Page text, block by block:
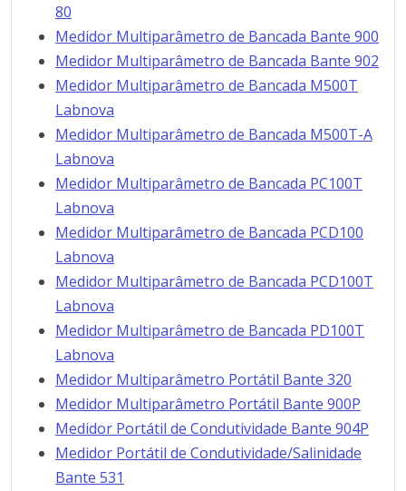
80
Medidor Multiparâmetro de Bancada Bante 900
Medidor Multiparâmetro de Bancada Bante 902
Medidor Multiparâmetro de Bancada M500T
Labnova
Medidor Multiparâmetro de Bancada M500T-A
Labnova
Medidor Multiparâmetro de Bancada PC100T
Labnova
Medidor Multiparâmetro de Bancada PCD100
Labnova
Medidor Multiparâmetro de Bancada PCD100T
Labnova
Medidor Multiparâmetro de Bancada PD100T
Labnova
Medidor Multiparâmetro Portátil Bante 320
Medidor Multiparâmetro Portátil Bante 900P
Medidor Portátil de Condutividade Bante 904P
Medidor Portátil de Condutividade/Salinidade
Bante 531